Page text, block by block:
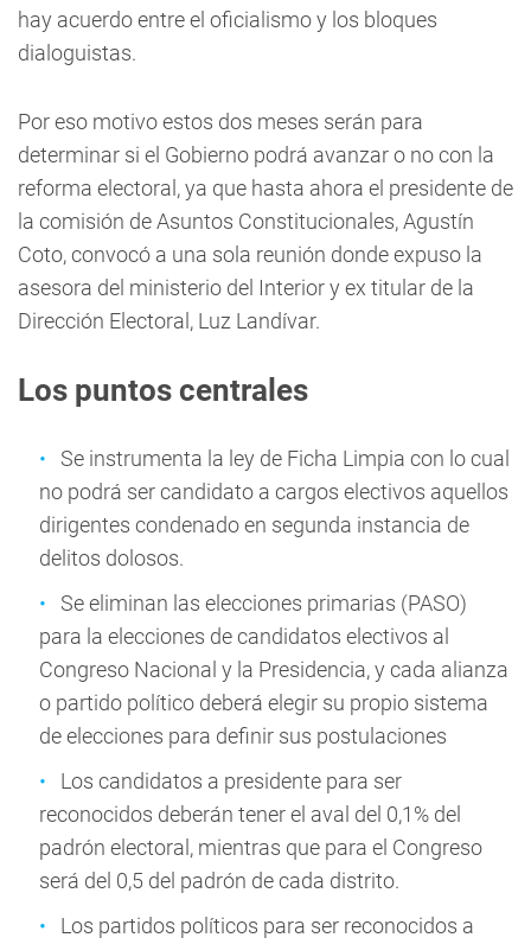
hay acuerdo entre el oficialismo y los bloques
dialoguistas.
Por eso motivo estos dos meses serán para
determinar si el Gobierno podrá avanzar o no con la
reforma electoral, ya que hasta ahora el presidente de
la comisión de Asuntos Constitucionales, Agustín
Coto, convocó a una sola reunión donde expuso la
asesora del ministerio del Interior y ex titular de la
Dirección Electoral, Luz Landívar.
Los puntos centrales
Se instrumenta la ley de Ficha Limpia con lo cual
no podrá ser candidato a cargos electivos aquellos
dirigentes condenado en segunda instancia de
delitos dolosos.
Se eliminan las elecciones primarias (PASO)
para la elecciones de candidatos electivos al
Congreso Nacional y la Presidencia, y cada alianza
o partido político deberá elegir su propio sistema
de elecciones para definir sus postulaciones
Los candidatos a presidente para ser
reconocidos deberán tener el aval del 0,1% del
padrón electoral, mientras que para el Congreso
será del 0,5 del padrón de cada distrito.
Los partidos políticos para ser reconocidos a